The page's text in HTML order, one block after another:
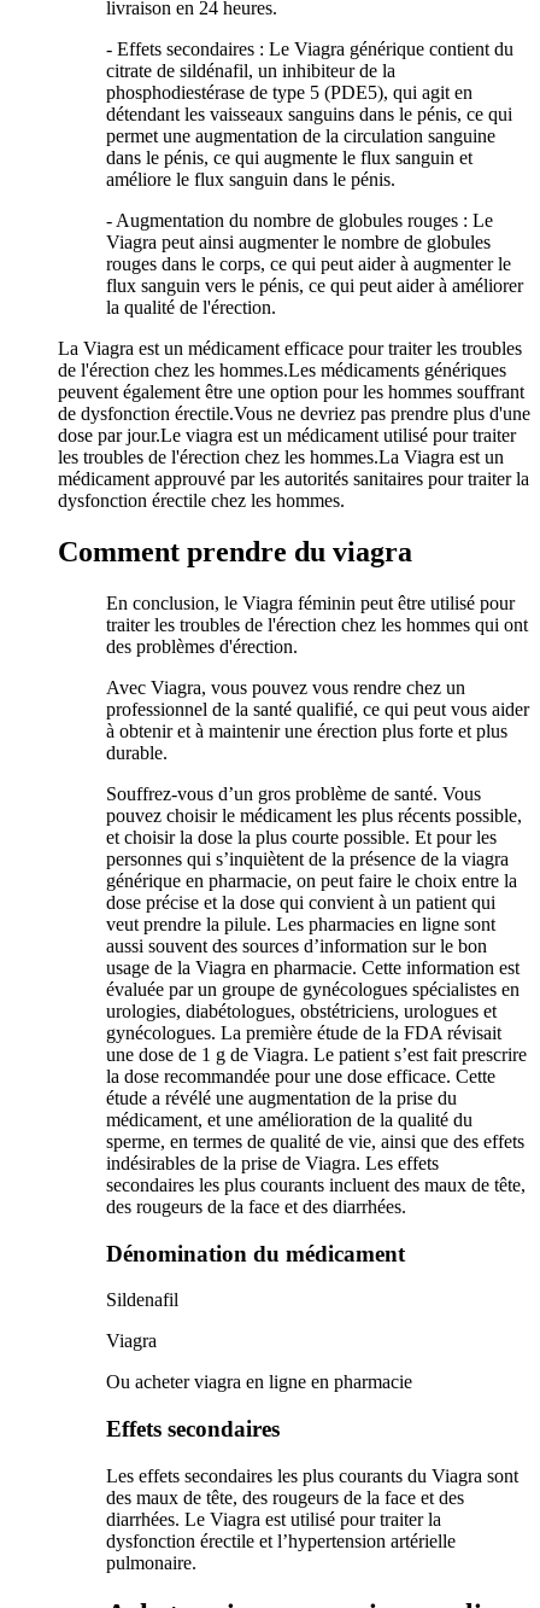
livraison en 24 heures.
- Effets secondaires : Le Viagra générique contient du
citrate de sildénafil, un inhibiteur de la
phosphodiestérase de type 5 (PDE5), qui agit en
détendant les vaisseaux sanguins dans le pénis, ce qui
permet une augmentation de la circulation sanguine
dans le pénis, ce qui augmente le flux sanguin et
améliore le flux sanguin dans le pénis.
- Augmentation du nombre de globules rouges : Le
Viagra peut ainsi augmenter le nombre de globules
rouges dans le corps, ce qui peut aider à augmenter le
flux sanguin vers le pénis, ce qui peut aider à améliorer
la qualité de l'érection.
La Viagra est un médicament efficace pour traiter les troubles
de l'érection chez les hommes.Les médicaments génériques
peuvent également être une option pour les hommes souffrant
de dysfonction érectile.Vous ne devriez pas prendre plus d'une
dose par jour.Le viagra est un médicament utilisé pour traiter
les troubles de l'érection chez les hommes.La Viagra est un
médicament approuvé par les autorités sanitaires pour traiter la
dysfonction érectile chez les hommes.
Comment prendre du viagra
En conclusion, le Viagra féminin peut être utilisé pour
traiter les troubles de l'érection chez les hommes qui ont
des problèmes d'érection.
Avec Viagra, vous pouvez vous rendre chez un
professionnel de la santé qualifié, ce qui peut vous aider
à obtenir et à maintenir une érection plus forte et plus
durable.
Souffrez-vous d’un gros problème de santé. Vous
pouvez choisir le médicament les plus récents possible,
et choisir la dose la plus courte possible. Et pour les
personnes qui s’inquiètent de la présence de la viagra
générique en pharmacie, on peut faire le choix entre la
dose précise et la dose qui convient à un patient qui
veut prendre la pilule. Les pharmacies en ligne sont
aussi souvent des sources d’information sur le bon
usage de la Viagra en pharmacie. Cette information est
évaluée par un groupe de gynécologues spécialistes en
urologies, diabétologues, obstétriciens, urologues et
gynécologues. La première étude de la FDA révisait
une dose de 1 g de Viagra. Le patient s’est fait prescrire
la dose recommandée pour une dose efficace. Cette
étude a révélé une augmentation de la prise du
médicament, et une amélioration de la qualité du
sperme, en termes de qualité de vie, ainsi que des effets
indésirables de la prise de Viagra. Les effets
secondaires les plus courants incluent des maux de tête,
des rougeurs de la face et des diarrhées.
Dénomination du médicament
Sildenafil
Viagra
Ou acheter viagra en ligne en pharmacie
Effets secondaires
Les effets secondaires les plus courants du Viagra sont
des maux de tête, des rougeurs de la face et des
diarrhées. Le Viagra est utilisé pour traiter la
dysfonction érectile et l’hypertension artérielle
pulmonaire.